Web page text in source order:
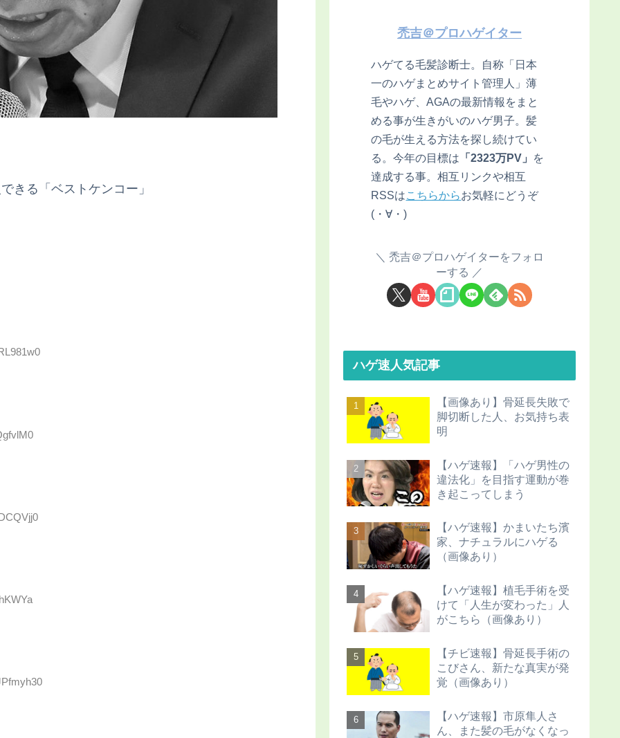
きる「ベストケンコー」
禿吉＠プロハゲイター
ハゲてる毛髪診断士。自称「日本
一のハゲまとめサイト管理人」薄
毛やハゲ、AGAの最新情報をまと
める事が生きがいのハゲ男子。髪
の毛が生える方法を探し続けてい
る。今年の目標は 「2323万PV」 を
達成する事。相互リンクや相互
RSSは こちらから お気軽にどうぞ
(・∀・)
禿吉＠プロハゲイターをフォロ
ーする
ハゲ速人気記事
【画像あり】骨延長失敗で
脚切断した人、お気持ち表
明
【ハゲ速報】「ハゲ男性の
違法化」を目指す運動が巻
き起こってしまう
【ハゲ速報】かまいたち濱
家、ナチュラルにハゲる
（画像あり）
【ハゲ速報】植毛手術を受
けて「人生が変わった」人
がこちら（画像あり）
【チビ速報】骨延長手術の
こびさん、新たな真実が発
覚（画像あり）
【ハゲ速報】市原隼人さ
ん、また髪の毛がなくなっ